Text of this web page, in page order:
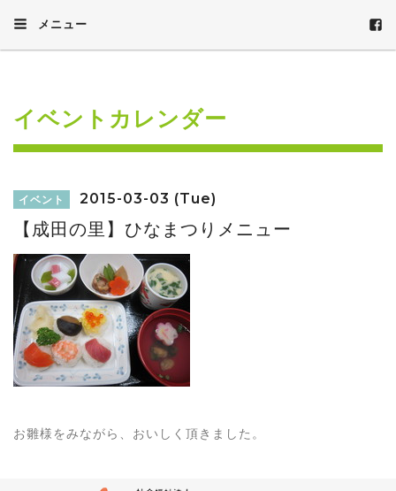
メニュー
イベントカレンダー
イベント 2015-03-03 (Tue)
【成田の里】ひなまつりメニュー
お雛様をみながら、おいしく頂きました。